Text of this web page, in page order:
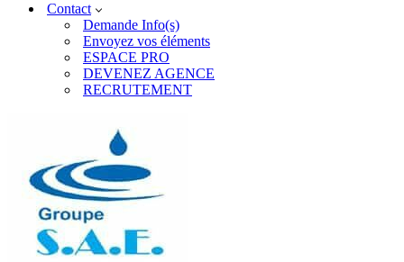
Contact
Demande Info(s)
Envoyez vos éléments
ESPACE PRO
DEVENEZ AGENCE
RECRUTEMENT